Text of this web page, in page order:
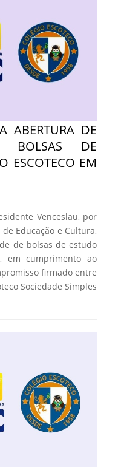
ABERTURA DE
BOLSAS DE
ESCOTECO EM
Venceslau, por
Educação e Cultura,
de bolsas de estudo
em cumprimento ao
firmado entre
Sociedade Simples